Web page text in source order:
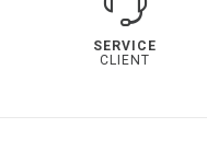
SERVICE
CLIENT